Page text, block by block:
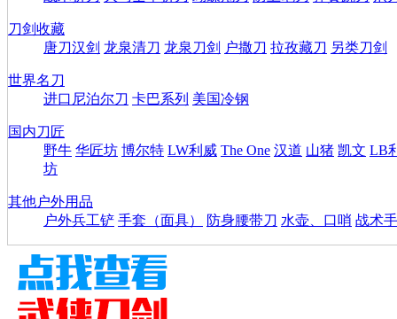
刀剑收藏
唐刀汉剑 龙泉清刀 龙泉刀剑 户撒刀 拉孜藏刀 另类刀剑
世界名刀
进口尼泊尔刀 卡巴系列 美国冷钢
国内刀匠
野牛 华匠坊 博尔特 LW利威 The One 汉道 山猪 凯文 LB
坊
其他户外用品
户外兵工铲 手套（面具） 防身腰带刀 水壶、口哨 战术